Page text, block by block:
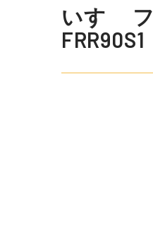
いすゞ
FRR90S1